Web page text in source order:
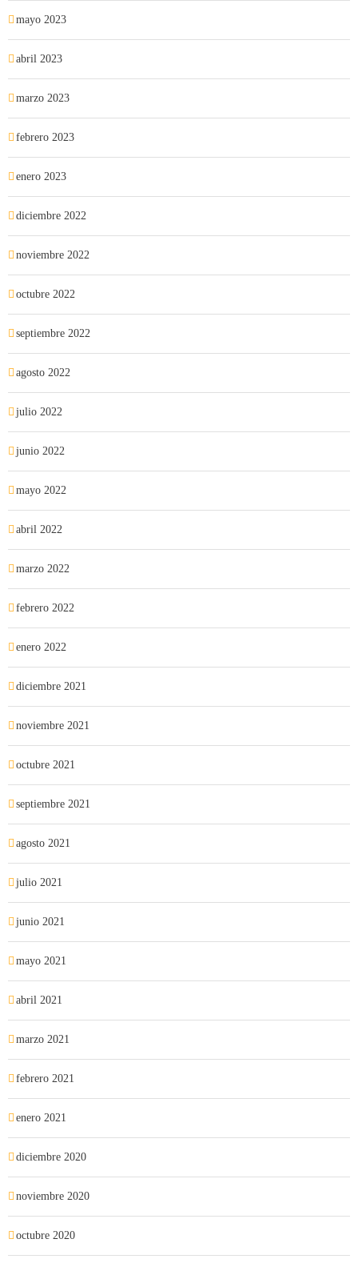
mayo 2023
abril 2023
marzo 2023
febrero 2023
enero 2023
diciembre 2022
noviembre 2022
octubre 2022
septiembre 2022
agosto 2022
julio 2022
junio 2022
mayo 2022
abril 2022
marzo 2022
febrero 2022
enero 2022
diciembre 2021
noviembre 2021
octubre 2021
septiembre 2021
agosto 2021
julio 2021
junio 2021
mayo 2021
abril 2021
marzo 2021
febrero 2021
enero 2021
diciembre 2020
noviembre 2020
octubre 2020